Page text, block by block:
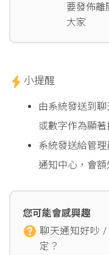
要發佈離
大家
小提醒
由系統發送到
或數字作為顯著
系統發送給管
通知中心，會額
您可能會感興趣
聊天通知好吵
定？